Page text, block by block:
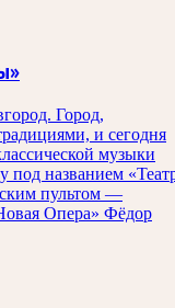
Город,
и сегодня
музыки
под названием
пультом —
Опера» Фёдор